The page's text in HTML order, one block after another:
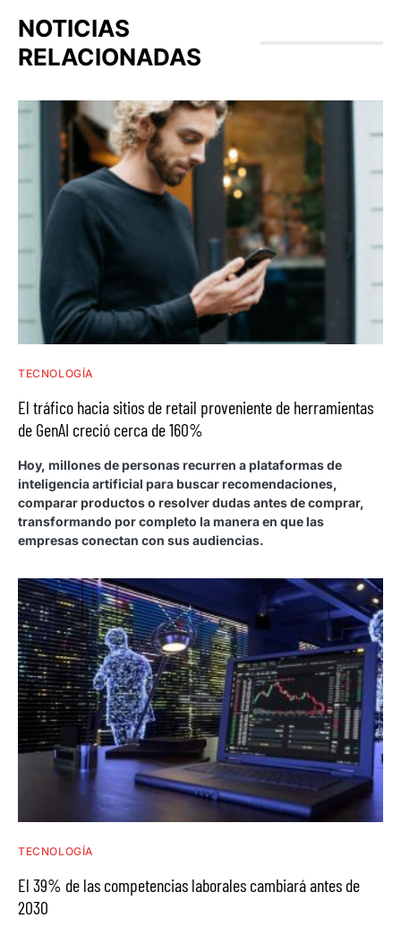
NOTICIAS
RELACIONADAS
TECNOLOGÍA
El tráfico hacia sitios de retail proveniente de herramientas
de GenAI creció cerca de 160%
Hoy, millones de personas recurren a plataformas de
inteligencia artificial para buscar recomendaciones,
comparar productos o resolver dudas antes de comprar,
transformando por completo la manera en que las
empresas conectan con sus audiencias.
TECNOLOGÍA
El 39% de las competencias laborales cambiará antes de
2030